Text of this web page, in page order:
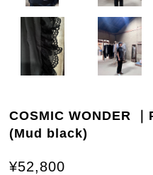
COSMIC WONDER
(Mud black)
¥52,800